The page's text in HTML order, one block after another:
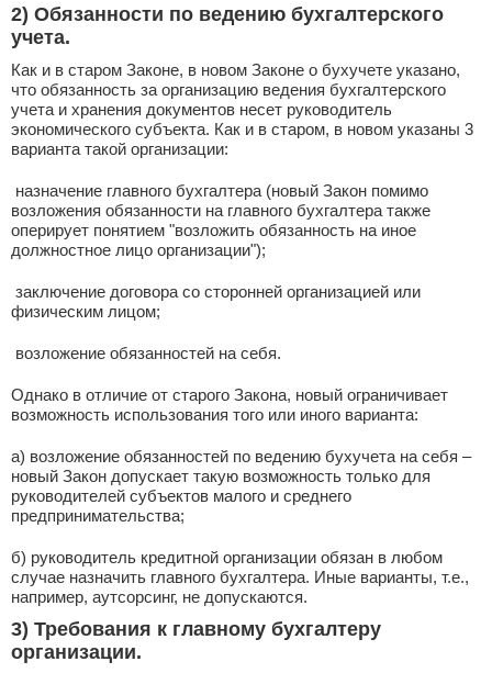
2) Обязанности по ведению бухгалтерского
учета.
Как и в старом Законе, в новом Законе о бухучете указано,
что обязанность за организацию ведения бухгалтерского
учета и хранения документов несет руководитель
экономического субъекта. Как и в старом, в новом указаны 3
варианта такой организации:
­ назначение главного бухгалтера (новый Закон помимо
возложения обязанности на главного бухгалтера также
оперирует понятием "возложить обязанность на иное
должностное лицо организации");
­ заключение договора со сторонней организацией или
физическим лицом;
­ возложение обязанностей на себя.
Однако в отличие от старого Закона, новый ограничивает
возможность использования того или иного варианта:
а) возложение обязанностей по ведению бухучета на себя –
новый Закон допускает такую возможность только для
руководителей субъектов малого и среднего
предпринимательства;
б) руководитель кредитной организации обязан в любом
случае назначить главного бухгалтера. Иные варианты, т.е.,
например, аутсорсинг, не допускаются.
3) Требования к главному бухгалтеру
организации.